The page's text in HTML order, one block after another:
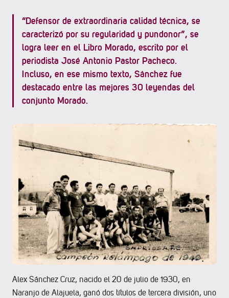
“Defensor de extraordinaria calidad técnica, se
caracterizó por su regularidad y pundonor”, se
logra leer en el Libro Morado, escrito por el
periodista José Antonio Pastor Pacheco.
Incluso, en ese mismo texto, Sánchez fue
destacado entre las mejores 30 leyendas del
conjunto Morado.
Alex Sánchez Cruz, nacido el 20 de julio de 1930, en
Naranjo de Alajuela, ganó dos títulos de tercera división, uno